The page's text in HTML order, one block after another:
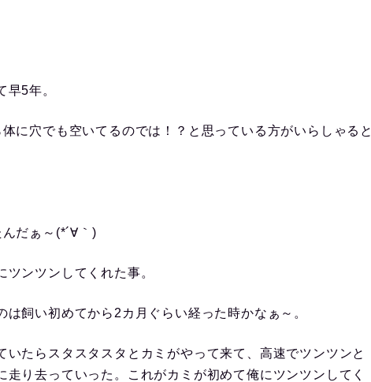
早5年。
に穴でも空いてるのでは！？と思っている方がいらしゃると
だぁ～(*´∀｀)
ンツンしてくれた事。
飼い初めてから2カ月ぐらい経った時かなぁ～。
たらスタスタスタとカミがやって来て、高速でツンツンと
り去っていった。これがカミが初めて俺にツンツンしてく